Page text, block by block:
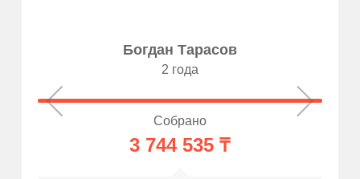
Богдан Тарасов
2 года
Собрано
3 744 535 ₸